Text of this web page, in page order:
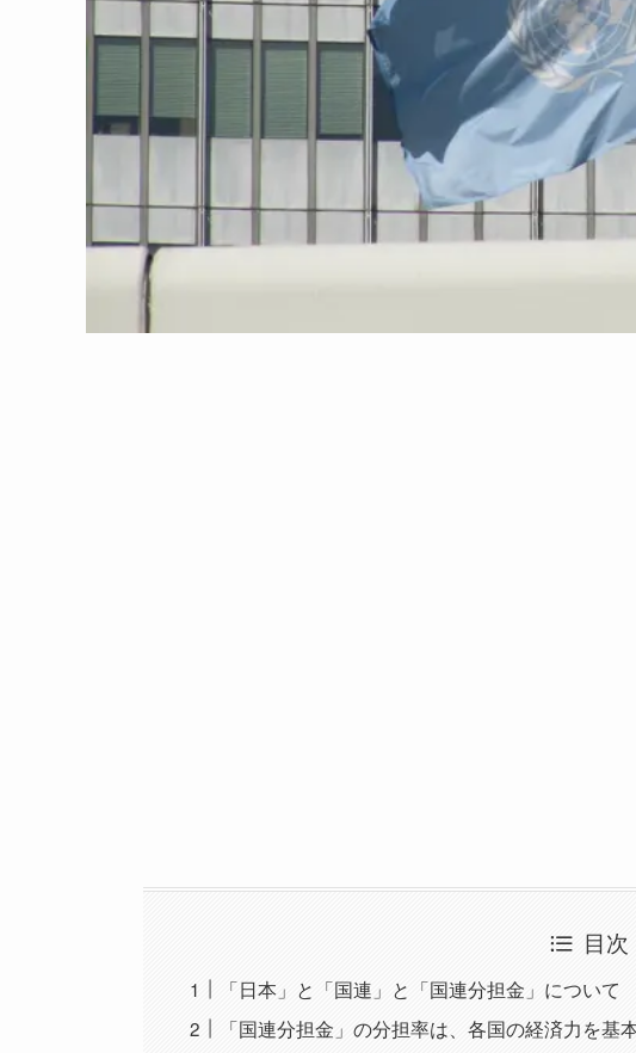
目次
「日本」と「国連」と「国連分担金」について
「国連分担金」の分担率は、各国の経済力を基